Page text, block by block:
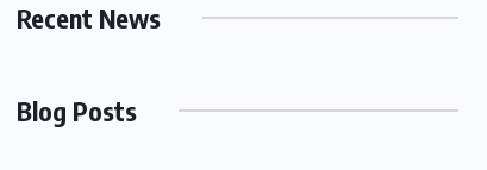
Recent News
Blog Posts